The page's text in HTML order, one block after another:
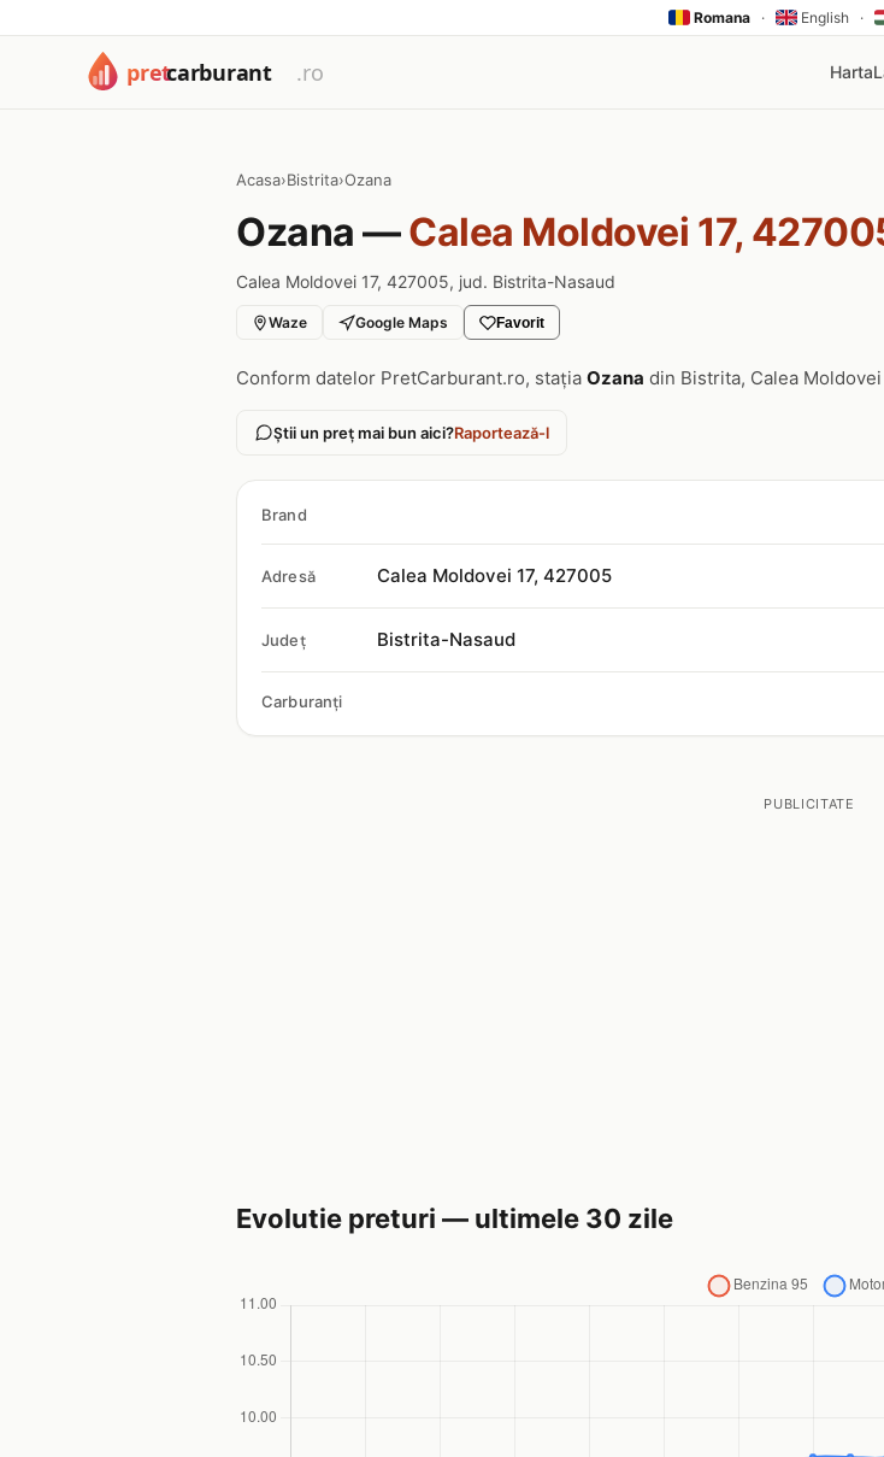
Romana · English ·
Harta
Acasa›Bistrita›Ozana
Ozana —Calea Moldovei 17,
Calea Moldovei 17, 427005, jud. Bistrita-Nasaud
Waze Google Maps Favorit
Conform datelor PretCarburant.ro, stația Ozana din Bistrita, Calea
Știi un preț mai bun aici?Raportează-l
Brand
Adresă Calea Moldovei 17, 427005
Județ Bistrita-Nasaud
Carburanți
PUBLICITATE
Evolutie preturi — ultimele 30 zile